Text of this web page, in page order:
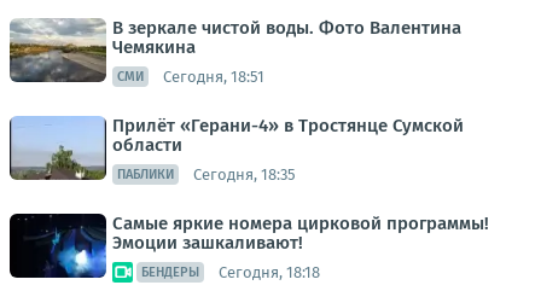
В зеркале чистой воды. Фото Валентина
Чемякина
СМИ Сегодня, 18:51
Прилёт «Герани-4» в Тростянце Сумской
области
ПАБЛИКИ Сегодня, 18:35
Самые яркие номера цирковой программы!
Эмоции зашкаливают!
БЕНДЕРЫ Сегодня, 18:18